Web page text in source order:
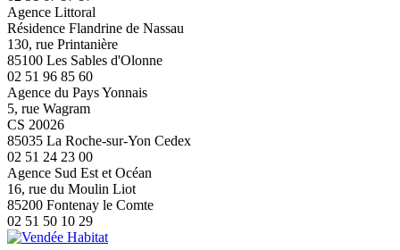
Agence Littoral
Résidence Flandrine de Nassau
130, rue Printanière
85100 Les Sables d'Olonne
02 51 96 85 60
Agence du Pays Yonnais
5, rue Wagram
CS 20026
85035 La Roche-sur-Yon Cedex
02 51 24 23 00
Agence Sud Est et Océan
16, rue du Moulin Liot
85200 Fontenay le Comte
02 51 50 10 29